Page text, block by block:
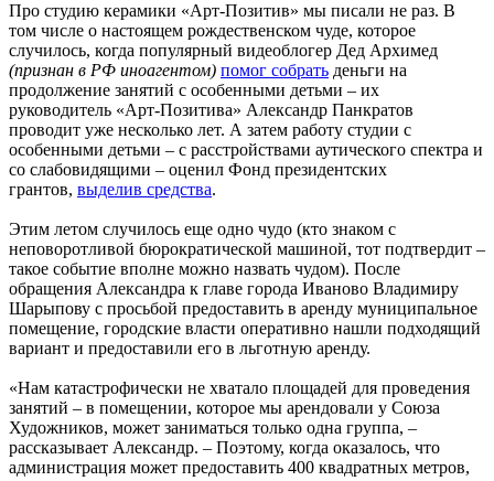
Про студию керамики «Арт-Позитив» мы писали не раз. В
том числе о настоящем рождественском чуде, которое
случилось, когда популярный видеоблогер Дед Архимед
(признан в РФ иноагентом) помог собрать деньги на
продолжение занятий с особенными детьми – их
руководитель «Арт-Позитива» Александр Панкратов
проводит уже несколько лет. А затем работу студии с
особенными детьми – с расстройствами аутического спектра и
со слабовидящими – оценил Фонд президентских
грантов, выделив средства.
Этим летом случилось еще одно чудо (кто знаком с
неповоротливой бюрократической машиной, тот подтвердит –
такое событие вполне можно назвать чудом). После
обращения Александра к главе города Иваново Владимиру
Шарыпову с просьбой предоставить в аренду муниципальное
помещение, городские власти оперативно нашли подходящий
вариант и предоставили его в льготную аренду.
«Нам катастрофически не хватало площадей для проведения
занятий – в помещении, которое мы арендовали у Союза
Художников, может заниматься только одна группа, –
рассказывает Александр. – Поэтому, когда оказалось, что
администрация может предоставить 400 квадратных метров,